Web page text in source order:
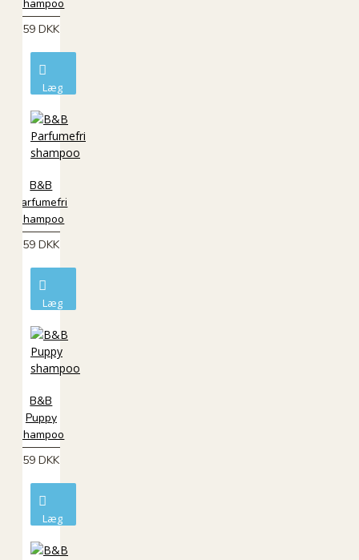
shampoo
59 DKK
Læg
kurv
B&B
Parfumefri
shampoo
59 DKK
Læg
kurv
B&B
Puppy
shampoo
59 DKK
Læg
kurv